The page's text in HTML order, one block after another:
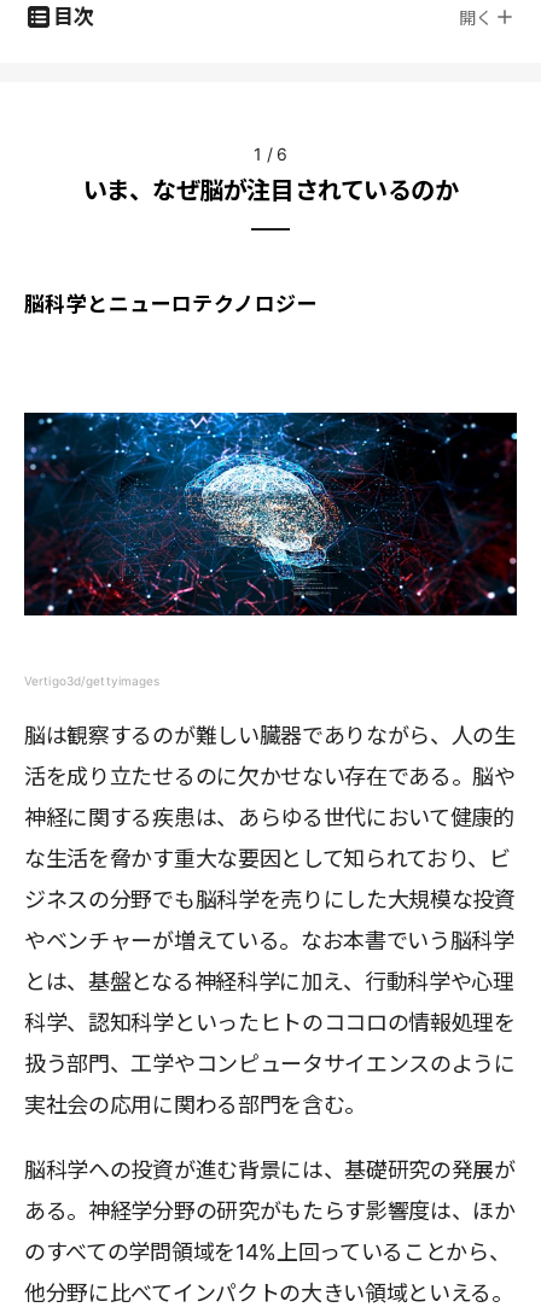
目次 開く
1 / 6
いま、なぜ脳が注目されているのか
脳科学とニューロテクノロジー
Vertigo3d/gettyimages
脳は観察するのが難しい臓器でありながら、人の生
活を成り立たせるのに欠かせない存在である。脳や
神経に関する疾患は、あらゆる世代において健康的
な生活を脅かす重大な要因として知られており、ビ
ジネスの分野でも脳科学を売りにした大規模な投資
やベンチャーが増えている。なお本書でいう脳科学
とは、基盤となる神経科学に加え、行動科学や心理
科学、認知科学といったヒトのココロの情報処理を
扱う部門、工学やコンピュータサイエンスのように
実社会の応用に関わる部門を含む。
脳科学への投資が進む背景には、基礎研究の発展が
ある。神経学分野の研究がもたらす影響度は、ほか
のすべての学問領域を14%上回っていることから、
他分野に比べてインパクトの大きい領域といえる。